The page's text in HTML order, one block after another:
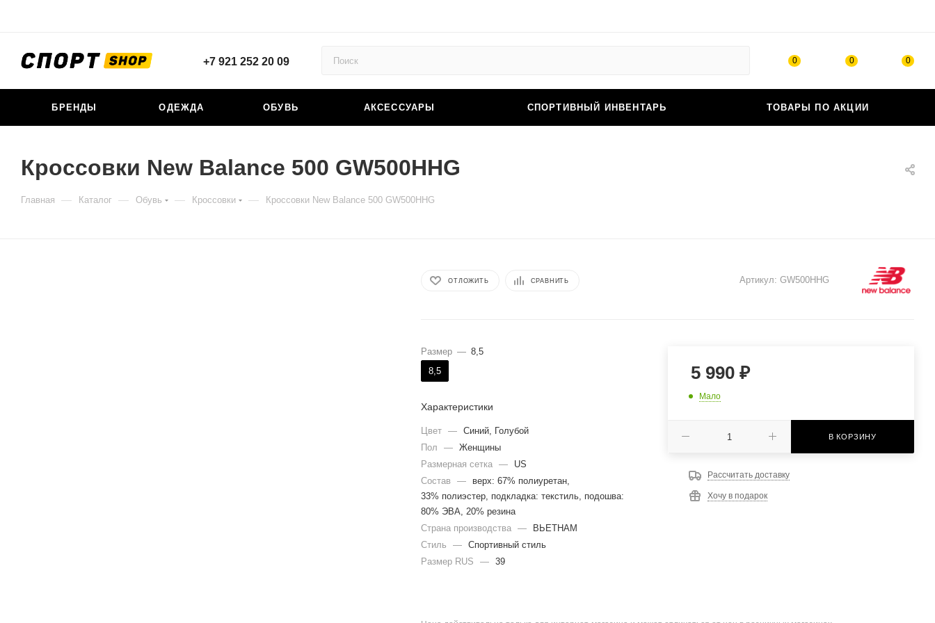
+7 921 252 20 09 0 0 0
БРЕНДЫ ОДЕЖДА ОБУВЬ АКСЕССУАРЫ СПОРТИВНЫЙ ИНВЕНТАРЬ ТОВАРЫ ПО АКЦИИ
Кроссовки New Balance 500 GW500HHG
Главная — Каталог — Обувь — Кроссовки — Кроссовки New Balance 500 GW500HHG
ОТЛОЖИТЬ СРАВНИТЬ Артикул: GW500HHG
Размер — 8,5
8,5
Характеристики
Цвет —
Синий, Голубой
Пол
—
Женщины
Размерная сетка
—
US
Состав
—
верх: 67% полиуретан,
33% полиэстер, подкладка: текстиль, подошва:
80% ЭВА, 20% резина
Страна производства
—
ВЬЕТНАМ
Стиль
—
Спортивный стиль
Размер RUS
— 39
5 990₽
Мало
В КОРЗИНУ
Рассчитать доставку
Хочу в подарок